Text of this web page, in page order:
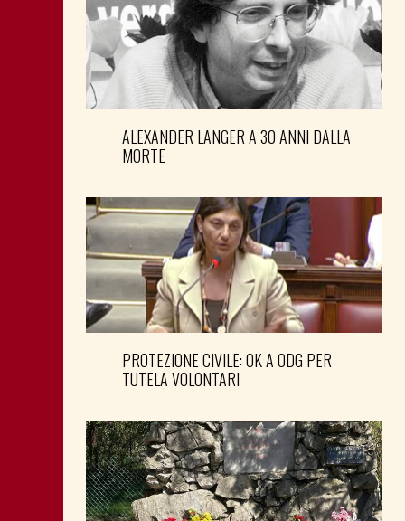
ALEXANDER LANGER A 30 ANNI DALLA
MORTE
PROTEZIONE CIVILE: OK A ODG PER
TUTELA VOLONTARI